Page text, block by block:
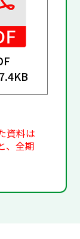
資料は
、全期